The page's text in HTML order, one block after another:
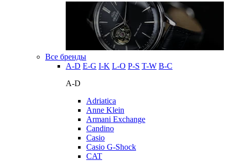
Все бренды
A-D E-G I-K L-O P-S T-W В-С
A-D
Adriatica
Anne Klein
Armani Exchange
Candino
Casio
Casio G-Shock
CAT